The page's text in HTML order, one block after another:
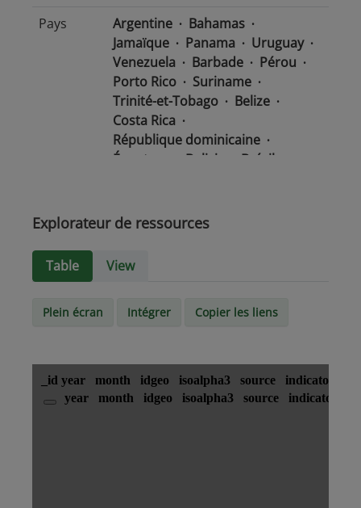
Pays
Argentine
Bahamas
Jamaïque
Panama
Uruguay
Venezuela
Barbade
Pérou
Porto Rico
Suriname
Trinité-et-Tobago
Belize
Costa Rica
République dominicaine
Équateur
Bolivie
Brésil
Guatemala
Guyana
Type de
text/csv
Explorateur de ressources
Table View
Plein écran Intégrer Copier les liens